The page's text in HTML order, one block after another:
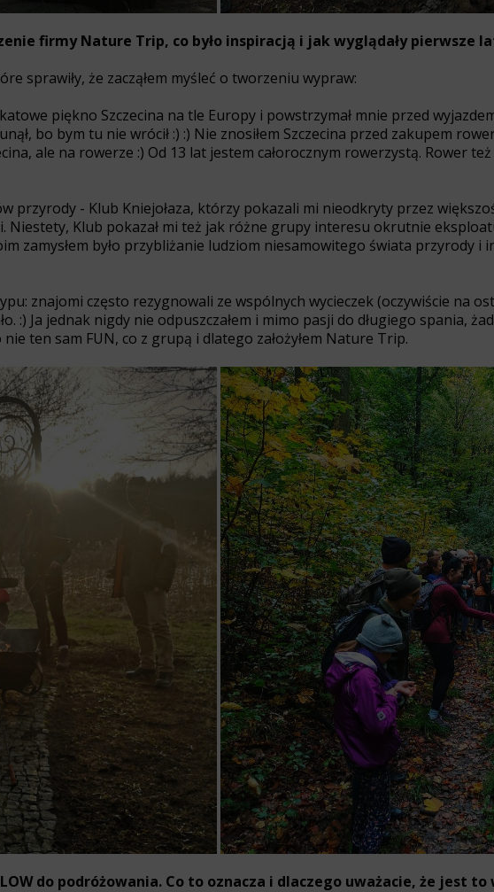
firmy Nature Trip, co było inspiracją i jak wyglądały pierwsze
sprawiły, że zacząłem myśleć o tworzeniu wypraw:
piękno Szczecina na tle Europy i powstrzymał mnie przed
bo bym tu nie wrócił :) :) Nie znosiłem Szczecina przed zakupem
ale na rowerze :) Od 13 lat jestem całorocznym rowerzystą. Rower
przyrody - Klub Kniejołaza, którzy pokazali mi nieodkryty przez
Niestety, Klub pokazał mi też jak różne grupy interesu okrutnie
zamysłem było przybliżanie ludziom niesamowitego świata przyrody
znajomi często rezygnowali ze wspólnych wycieczek (oczywiście na
:) Ja jednak nigdy nie odpuszczałem i mimo pasji do długiego spania,
nie ten sam FUN, co z grupą i dlatego założyłem Nature Trip.
do podróżowania. Co to oznacza i dlaczego uważacie, że jest to